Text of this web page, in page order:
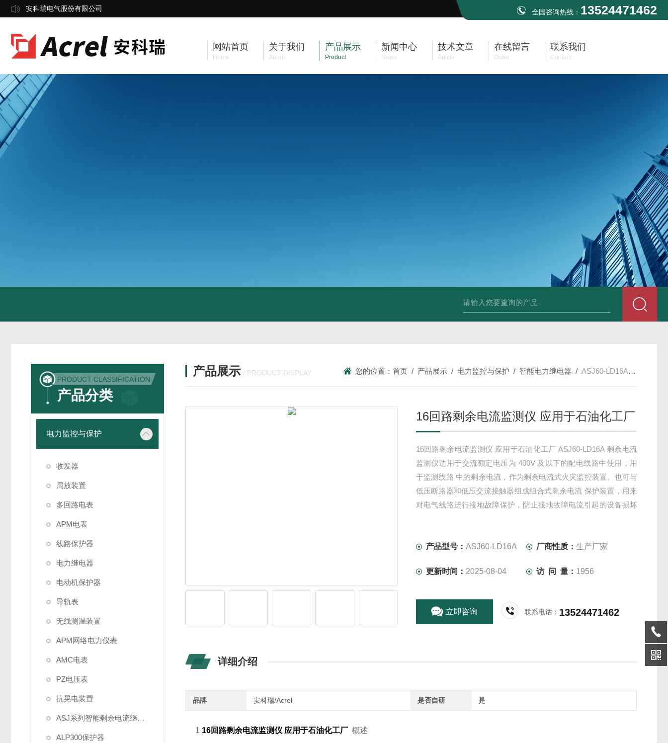
安科瑞电气股份有限公司 全国咨询热线： 13524471462
网站首页
Home
关于我们
About
产品展示
Product
新闻中心
News
技术文章
Article
在线留言
Order
联系我们
Contact
产品展示 / PRODUCT DISPLAY 您的位置：首页 / 产品展示 / 电力监控与保护 / 智能电力继电器 /ASJ60-LD16A16回路剩余电流监测仪 应用于石油化工厂
16回路剩余电流监测仪 应用于石油化工厂
16回路剩余电流监测仪 应用于石油化工厂 ASJ60-LD16A 剩余电流
监测仪适用于交流额定电压为 400V 及以下的配电线路中使用，用
于监测线路 中的剩余电流，作为剩余电流式火灾监控装置。也可与
低压断路器和低压交流接触器组成组合式剩余电流 保护装置，用来
对电气线路进行接地故障保护，防止接地故障电流引起的设备损坏
产品型号： ASJ60-LD16A 厂商性质：生产厂家
更新时间： 2025-08-04 访 问 量： 1956
立即咨询 联系电话： 13524471462
详细介绍
品牌 安科瑞/Acrel 是否自研 是
1 16回路剩余电流监测仪 应用于石油化工厂 概述
PRODUCT CLASSIFICATION
产品分类
电力监控与保护
收发器
局放装置
多回路电表
APM电表
线路保护器
电力继电器
电动机保护器
导轨表
无线测温装置
APM网络电力仪表
AMC电表
PZ电压表
抗晃电装置
ASJ系列智能剩余电流继电器
ALP300保护器